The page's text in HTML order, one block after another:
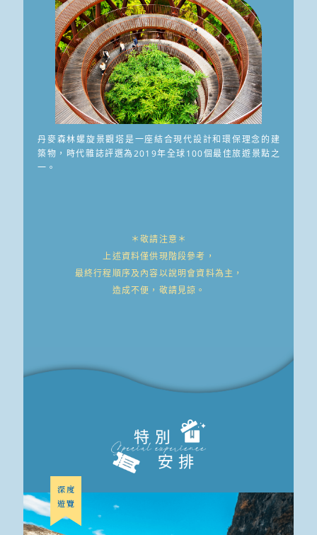
丹麥森林螺旋景觀塔是一座結合現代設計和環保理念的建
築物，時代雜誌評選為2019年全球100個最佳旅遊景點之
一。
＊敬請注意＊
上述資料僅供現階段參考，
最終行程順序及內容以說明會資料為主，
造成不便，敬請見諒。
深度
遊覽